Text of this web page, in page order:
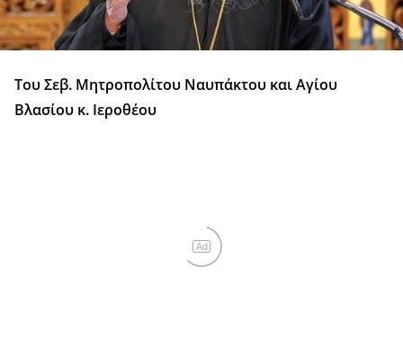
Του Σεβ. Μητροπολίτου Ναυπάκτου και Αγίου
Βλασίου κ. Ιεροθέου
Ad